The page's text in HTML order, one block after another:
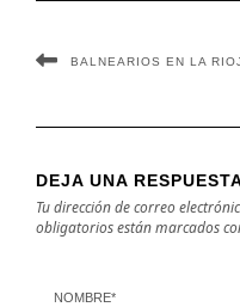
BALNEARIOS EN LA
DEJA UNA
Tu dirección de correo
obligatorios están marcados
NOMBRE*